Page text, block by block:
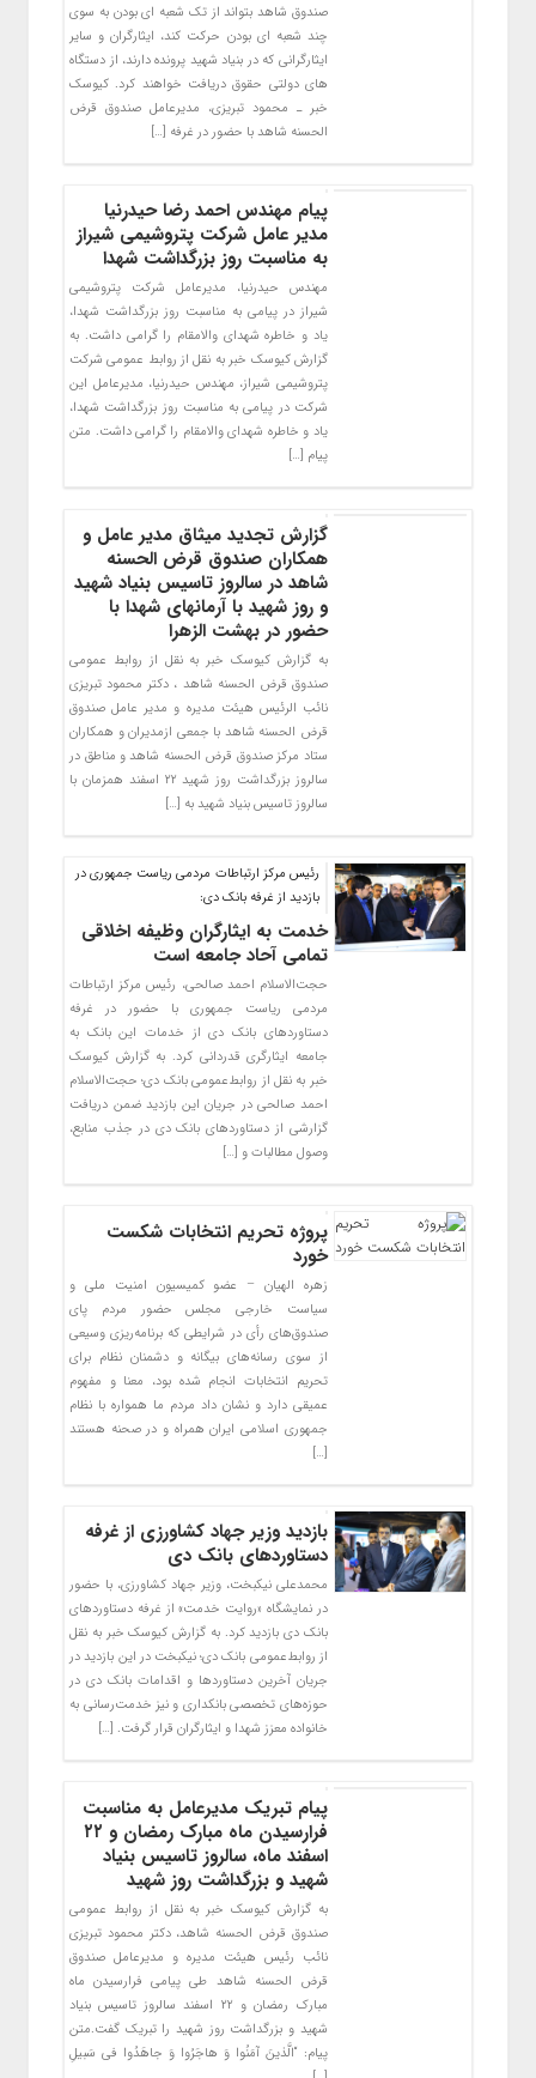
صندوق شاهد بتواند از تک شعبه ای بودن به سوی
چند شعبه ای بودن حرکت کند، ایثارگران و سایر
ایثارگرانی که در بنیاد شهید پرونده دارند، از دستگاه
های دولتی حقوق دریافت خواهند کرد. کیوسک
خبر ـ محمود تبریزی، مدیرعامل صندوق قرض
الحسنه شاهد با حضور در غرفه […]
پیام مهندس احمد رضا حیدرنیا
مدیر عامل شرکت پتروشیمی شیراز
به مناسبت روز بزرگداشت شهدا
مهندس حیدرنیا، مدیرعامل شرکت پتروشیمی
شیراز در پیامی به مناسبت روز بزرگداشت شهدا،
یاد و خاطره شهدای والامقام را گرامی داشت. به
گزارش کیوسک خبر به نقل از روابط عمومی شرکت
پتروشیمی شیراز، مهندس حیدرنیا، مدیرعامل این
شرکت در پیامی به مناسبت روز بزرگداشت شهدا،
یاد و خاطره شهدای والامقام را گرامی داشت. متن
پیام […]
گزارش تجدید میثاق مدیر عامل و
همکاران صندوق قرض الحسنه
شاهد در سالروز تاسیس بنیاد شهید
و روز شهید با آرمانهای شهدا با
حضور در بهشت الزهرا
به گزارش کیوسک خبر به نقل از روابط عمومی
صندوق قرض الحسنه شاهد ، دکتر محمود تبریزی
نائب الرئیس هیئت مدیره و مدیر عامل صندوق
قرض الحسنه شاهد با جمعی ازمدیران و همکاران
ستاد مرکز صندوق قرض الحسنه شاهد و مناطق در
سالروز بزرگداشت روز شهید ۲۲ اسفند همزمان با
سالروز تاسیس بنیاد شهید به […]
رئیس مرکز ارتباطات مردمی ریاست جمهوری در
بازدید از غرفه بانک دی:
خدمت به ایثارگران وظیفه اخلاقی
تمامی آحاد جامعه است
حجت‌الاسلام احمد صالحی، رئیس مرکز ارتباطات
مردمی ریاست جمهوری با حضور در غرفه
دستاوردهای بانک دی از خدمات این بانک به
جامعه ایثارگری قدردانی کرد. به گزارش کیوسک
خبر به نقل از روابط‌عمومی بانک دی؛ حجت‌الاسلام
احمد صالحی در جریان این بازدید ضمن دریافت
گزارشی از دستاوردهای بانک دی در جذب منابع،
وصول مطالبات و […]
پروژه تحریم انتخابات شکست
خورد
زهره الهیان – عضو کمیسیون امنیت ملی و
سیاست خارجی مجلس حضور مردم پای
صندوق‌های رأی در شرایطی که برنامه‌ریزی وسیعی
از سوی رسانه‌های بیگانه و دشمنان نظام برای
تحریم انتخابات انجام شده بود، معنا و مفهوم
عمیقی دارد و نشان داد مردم ما همواره با نظام
جمهوری اسلامی ایران همراه و در صحنه هستند
[…]
بازدید وزیر جهاد کشاورزی از غرفه
دستاوردهای بانک دی
محمدعلی نیکبخت، وزیر جهاد کشاورزی، با حضور
در نمایشگاه «روایت خدمت» از غرفه دستاوردهای
بانک دی بازدید کرد. به گزارش کیوسک خبر به نقل
از روابط‌عمومی بانک دی؛ نیکبخت در این بازدید در
جریان آخرین دستاوردها و اقدامات بانک دی در
حوزه‌های تخصصی بانکداری و نیز خدمت‌رسانی به
خانواده معزز شهدا و ایثارگران قرار گرفت. […]
پیام تبریک مدیرعامل به مناسبت
فرارسیدن ماه مبارک رمضان و ۲۲
اسفند ماه، سالروز تاسیس بنیاد
شهید و بزرگداشت روز شهید
به گزارش کیوسک خبر به نقل از روابط عمومی
صندوق قرض الحسنه شاهد، دکتر محمود تبریزی
نائب رئیس هیئت مدیره و مدیرعامل صندوق
قرض الحسنه شاهد طی پیامی فرارسیدن ماه
مبارک رمضان و ۲۲ اسفند سالروز تاسیس بنیاد
شهید و بزرگداشت روز شهید را تبریک گفت.متن
پیام: “الَّذینَ آمَنُوا وَ هاجَرُوا وَ جاهَدُوا فی سَبیلِ